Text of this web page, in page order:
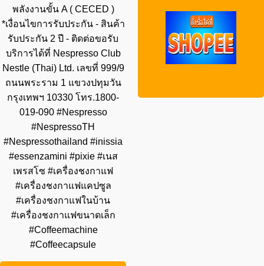
พลังงานขั้น A ( CECED )
*เงื่อนไขการรับประกัน - สินค้า
รับประกัน 2 ปี - ติดต่อขอรับ
บริการได้ที่ Nespresso Club
Nestle (Thai) Ltd. เลขที่ 999/9
ถนนพระราม 1 แขวงปทุมวัน
กรุงเทพฯ 10330 โทร.1800-
019-090 #Nespresso
#NespressoTH
#Nespressothailand #inissia
#essenzamini #pixie #เนส
เพรสโซ #เครื่องชงกาแฟ
#เครื่องชงกาแฟแคปซูล
#เครื่องชงกาแฟในบ้าน
#เครื่องชงกาแฟขนาดเล็ก
#Coffeemachine
#Coffeecapsule